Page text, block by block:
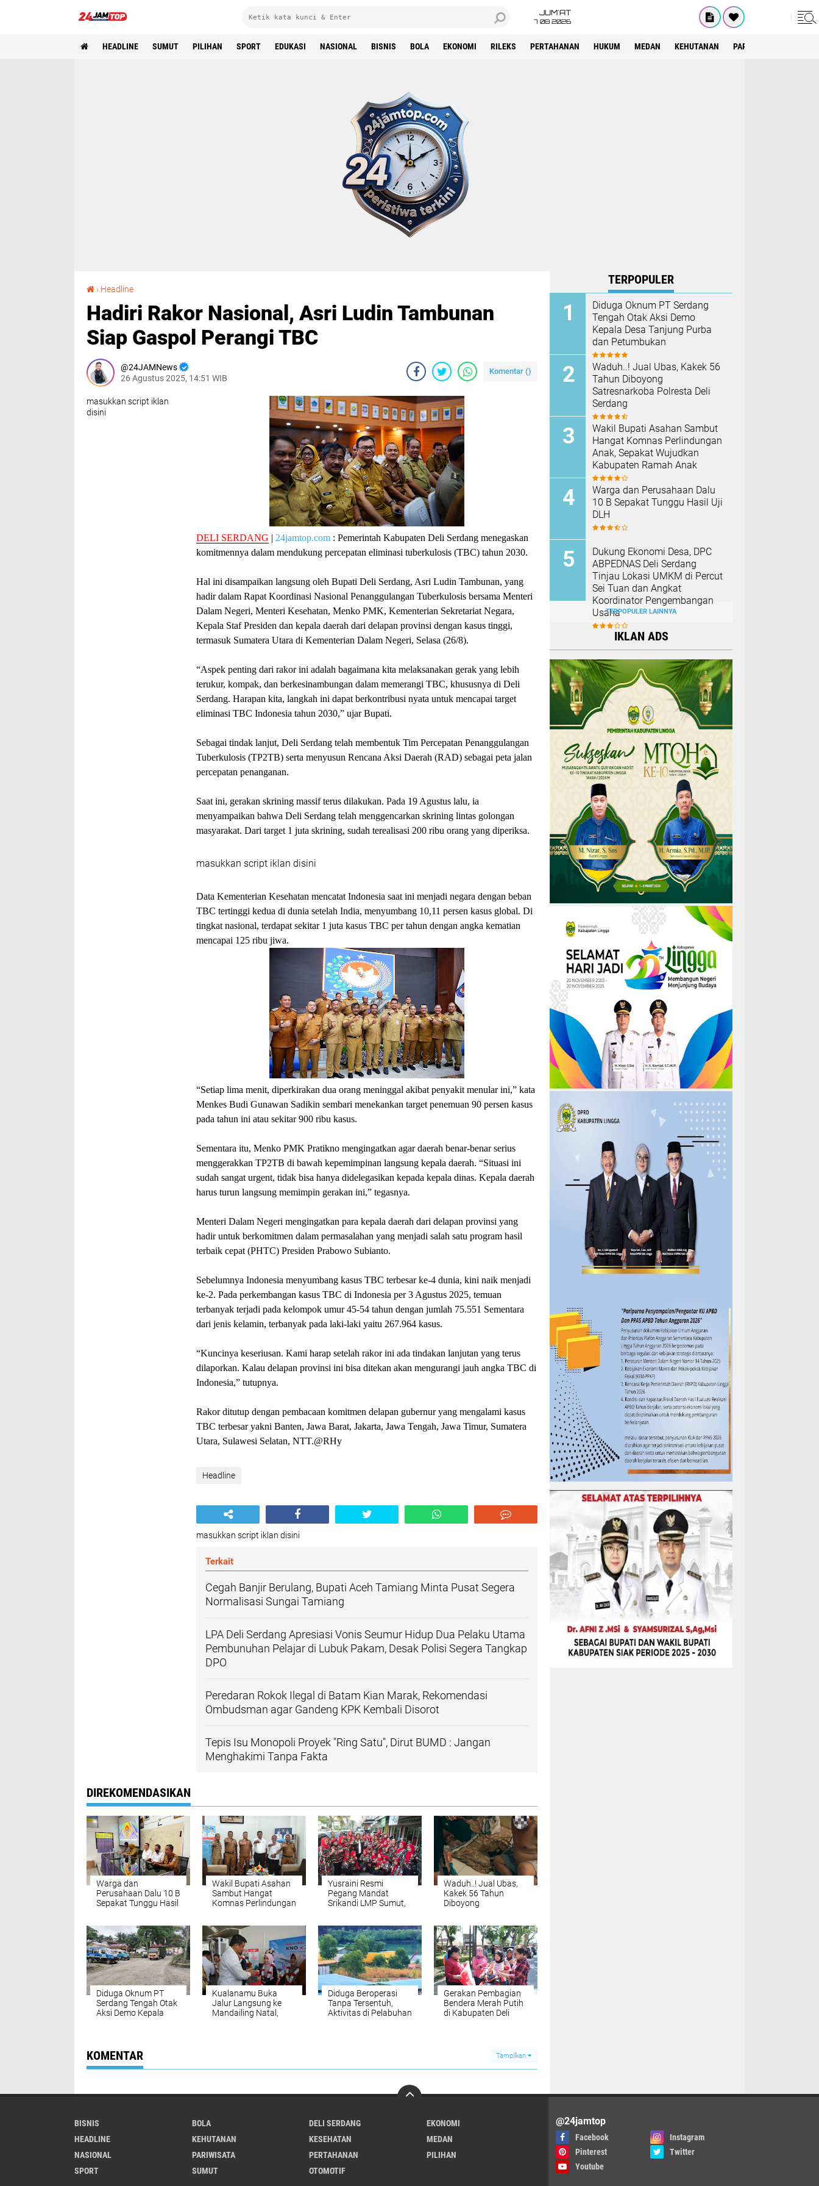
JUM'AT
7 08 2026
HEADLINE SUMUT PILIHAN SPORT EDUKASI NASIONAL BISNIS BOLA EKONOMI RILEKS PERTAHANAN HUKUM MEDAN KEHUTANAN PARIWISATA
› Headline
Hadiri Rakor Nasional, Asri Ludin Tambunan
Siap Gaspol Perangi TBC
24JAMNews
26 Agustus 2025, 14:51 WIB
Komentar ()
masukkan script iklan
disini
DELI SERDANG | 24jamtop.com : Pemerintah Kabupaten Deli Serdang menegaskan
komitmennya dalam mendukung percepatan eliminasi tuberkulosis (TBC) tahun 2030.
Hal ini disampaikan langsung oleh Bupati Deli Serdang, Asri Ludin Tambunan, yang
hadir dalam Rapat Koordinasi Nasional Penanggulangan Tuberkulosis bersama Menteri
Dalam Negeri, Menteri Kesehatan, Menko PMK, Kementerian Sekretariat Negara,
Kepala Staf Presiden dan kepala daerah dari delapan provinsi dengan kasus tinggi,
termasuk Sumatera Utara di Kementerian Dalam Negeri, Selasa (26/8).
“Aspek penting dari rakor ini adalah bagaimana kita melaksanakan gerak yang lebih
terukur, kompak, dan berkesinambungan dalam memerangi TBC, khususnya di Deli
Serdang. Harapan kita, langkah ini dapat berkontribusi nyata untuk mencapai target
eliminasi TBC Indonesia tahun 2030,” ujar Bupati.
Sebagai tindak lanjut, Deli Serdang telah membentuk Tim Percepatan Penanggulangan
Tuberkulosis (TP2TB) serta menyusun Rencana Aksi Daerah (RAD) sebagai peta jalan
percepatan penanganan.
Saat ini, gerakan skrining massif terus dilakukan. Pada 19 Agustus lalu, ia
menyampaikan bahwa Deli Serdang telah menggencarkan skrining lintas golongan
masyarakat. Dari target 1 juta skrining, sudah terealisasi 200 ribu orang yang diperiksa.
masukkan script iklan disini
Data Kementerian Kesehatan mencatat Indonesia saat ini menjadi negara dengan beban
TBC tertinggi kedua di dunia setelah India, menyumbang 10,11 persen kasus global. Di
tingkat nasional, terdapat sekitar 1 juta kasus TBC per tahun dengan angka kematian
mencapai 125 ribu jiwa.
“Setiap lima menit, diperkirakan dua orang meninggal akibat penyakit menular ini,” kata
Menkes Budi Gunawan Sadikin sembari menekankan target penemuan 90 persen kasus
pada tahun ini atau sekitar 900 ribu kasus.
Sementara itu, Menko PMK Pratikno mengingatkan agar daerah benar-benar serius
menggerakkan TP2TB di bawah kepemimpinan langsung kepala daerah. “Situasi ini
sudah sangat urgent, tidak bisa hanya didelegasikan kepada kepala dinas. Kepala daerah
harus turun langsung memimpin gerakan ini,” tegasnya.
Menteri Dalam Negeri mengingatkan para kepala daerah dari delapan provinsi yang
hadir untuk berkomitmen dalam permasalahan yang menjadi salah satu program hasil
terbaik cepat (PHTC) Presiden Prabowo Subianto.
Sebelumnya Indonesia menyumbang kasus TBC terbesar ke-4 dunia, kini naik menjadi
ke-2. Pada perkembangan kasus TBC di Indonesia per 3 Agustus 2025, temuan
terbanyak terjadi pada kelompok umur 45-54 tahun dengan jumlah 75.551 Sementara
dari jenis kelamin, terbanyak pada laki-laki yaitu 267.964 kasus.
“Kuncinya keseriusan. Kami harap setelah rakor ini ada tindakan lanjutan yang terus
dilaporkan. Kalau delapan provinsi ini bisa ditekan akan mengurangi jauh angka TBC di
Indonesia,” tutupnya.
Rakor ditutup dengan pembacaan komitmen delapan gubernur yang mengalami kasus
TBC terbesar yakni Banten, Jawa Barat, Jakarta, Jawa Tengah, Jawa Timur, Sumatera
Utara, Sulawesi Selatan, NTT.@RHy
Headline
masukkan script iklan disini
Terkait
Cegah Banjir Berulang, Bupati Aceh Tamiang Minta Pusat Segera
Normalisasi Sungai Tamiang
LPA Deli Serdang Apresiasi Vonis Seumur Hidup Dua Pelaku Utama
Pembunuhan Pelajar di Lubuk Pakam, Desak Polisi Segera Tangkap
DPO
Peredaran Rokok Ilegal di Batam Kian Marak, Rekomendasi
Ombudsman agar Gandeng KPK Kembali Disorot
Tepis Isu Monopoli Proyek "Ring Satu", Dirut BUMD : Jangan
Menghakimi Tanpa Fakta
DIREKOMENDASIKAN
Warga dan
Perusahaan Dalu 10 B
Sepakat Tunggu Hasil
Wakil Bupati Asahan
Sambut Hangat
Komnas Perlindungan
Ramah Anak
Yusraini Resmi
Pegang Mandat
Srikandi LMP Sumut,
Semua
Waduh..! Jual Ubas,
Kakek 56 Tahun
Diboyong
Diduga Oknum PT
Serdang Tengah Otak
Aksi Demo Kepala
Kualanamu Buka
Jalur Langsung ke
Mandailing Natal,
Diduga Beroperasi
Tanpa Tersentuh,
Aktivitas di Pelabuhan
Gerakan Pembagian
Bendera Merah Putih
di Kabupaten Deli
KOMENTAR Tampilkan
TERPOPULER
Diduga Oknum PT Serdang
Tengah Otak Aksi Demo
Kepala Desa Tanjung Purba
dan Petumbukan
Waduh..! Jual Ubas, Kakek 56
Tahun Diboyong
Satresnarkoba Polresta Deli
Serdang
Wakil Bupati Asahan Sambut
Hangat Komnas Perlindungan
Anak, Sepakat Wujudkan
Kabupaten Ramah Anak
Warga dan Perusahaan Dalu
10 B Sepakat Tunggu Hasil Uji
DLH
Dukung Ekonomi Desa, DPC
ABPEDNAS Deli Serdang
Tinjau Lokasi UMKM di Percut
Sei Tuan dan Angkat
Koordinator Pengembangan
UsahaTERPOPULER LAINNYA
IKLAN ADS
BISNIS BOLA DELI SERDANG
EKONOMI
HEADLINE
KEHUTANAN KESEHATAN
MEDAN
NASIONAL
PARIWISATA PERTAHANAN
PILIHAN
SPORT
SUMUT OTOMOTIF
@24jamtop
Facebook
Instagram
Pinterest
Twitter
Youtube